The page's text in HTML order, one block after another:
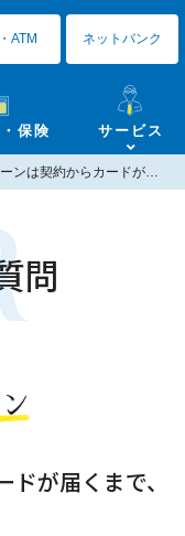
保険 サービス
ATM ネットバンク
カードローンは契約からカードが届くまで、どのくらいかかりますか？
問
が届くまで、